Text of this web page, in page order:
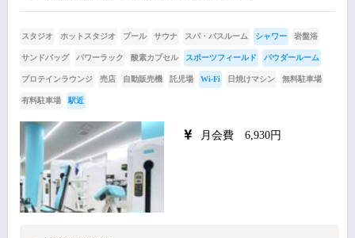
スタジオ ホットスタジオ プール サウナ スパ・バスルーム シャワー 岩盤浴
サンドバッグ パワーラック 酸素カプセル スポーツフィールド パウダールーム
プロテインラウンジ 売店 自動販売機 託児場 Wi-Fi 日焼けマシン 無料駐車場
有料駐車場 駅近
月会費 6,930円